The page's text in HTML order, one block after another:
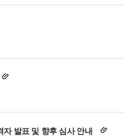
발표 및 향후 심사 안내